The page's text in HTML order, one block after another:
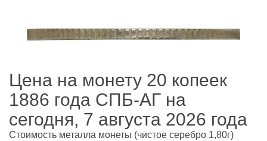
Цена на монету 20 копеек
1886 года СПБ-АГ на
сегодня, 7 августа 2026 года
Стоимость металла монеты (чистое серебро 1,80г)